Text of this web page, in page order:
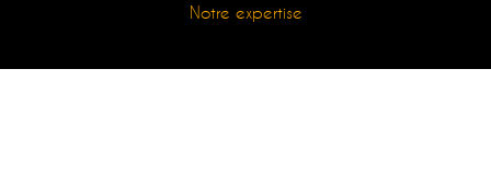
Notre expertise